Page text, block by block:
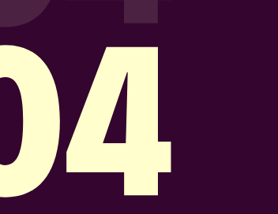
NOTICIAS Y EVENTOS
LICENCIAS Y CERTIFICACIONES
PERGUNTAS FRECUENTES
CONTACTO